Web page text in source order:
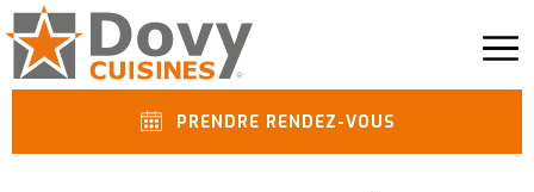
PRENDRE RENDEZ-VOUS